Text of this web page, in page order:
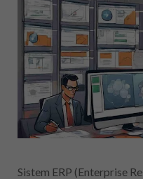
Sistem ERP (Enterprise